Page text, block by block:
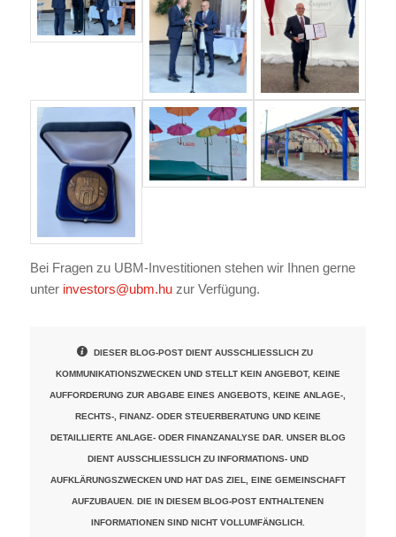
Bei Fragen zu UBM-Investitionen stehen wir Ihnen gerne
unter investors@ubm.huzur Verfügung.
DIESER BLOG-POST DIENT AUSSCHLIESSLICH ZU
KOMMUNIKATIONSZWECKEN UND STELLT KEIN ANGEBOT, KEINE
AUFFORDERUNG ZUR ABGABE EINES ANGEBOTS, KEINE ANLAGE-,
RECHTS-, FINANZ- ODER STEUERBERATUNG UND KEINE
DETAILLIERTE ANLAGE- ODER FINANZANALYSE DAR. UNSER BLOG
DIENT AUSSCHLIESSLICH ZU INFORMATIONS- UND
AUFKLÄRUNGSZWECKEN UND HAT DAS ZIEL, EINE GEMEINSCHAFT
AUFZUBAUEN. DIE IN DIESEM BLOG-POST ENTHALTENEN
INFORMATIONEN SIND NICHT VOLLUMFÄNGLICH.